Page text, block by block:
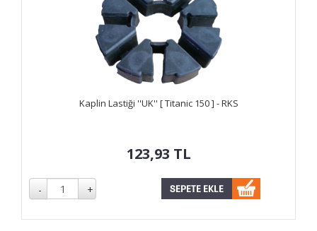
Kaplin Lastiği ''UK'' [ Titanic 150 ] - RKS
123,93 TL